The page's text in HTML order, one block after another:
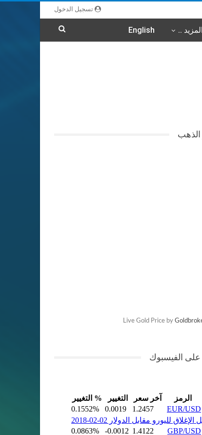
تسجيل الدخول
المزيد .. English
Live Gold Price by
على الفيسبوك